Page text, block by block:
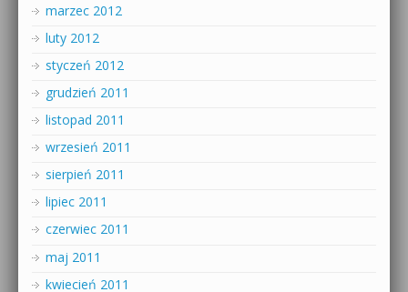
marzec 2012
luty 2012
styczeń 2012
grudzień 2011
listopad 2011
wrzesień 2011
sierpień 2011
lipiec 2011
czerwiec 2011
maj 2011
kwiecień 2011